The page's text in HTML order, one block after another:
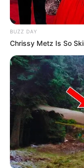
BUZZ DAY
Chrissy Metz Is So